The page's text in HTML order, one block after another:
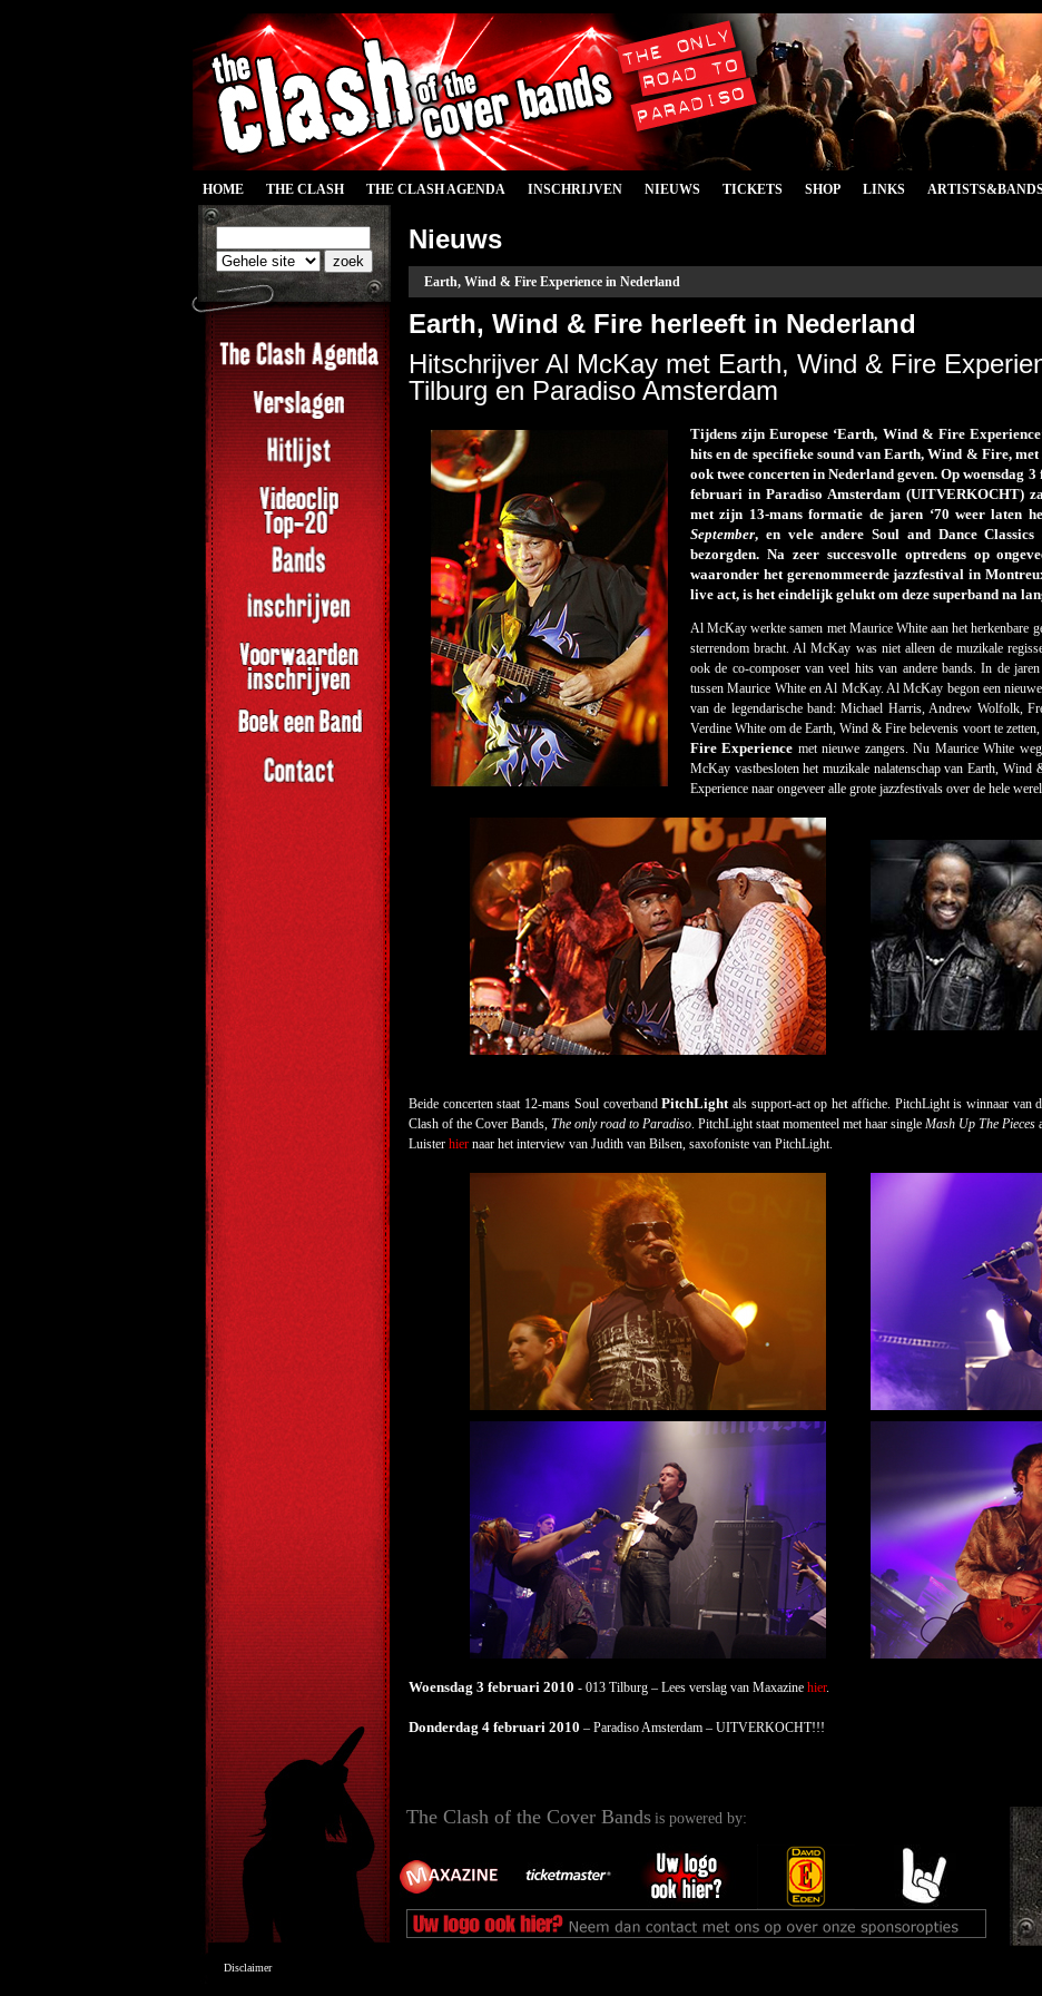
HOME THE CLASH THE CLASH AGENDA INSCHRIJVEN NIEUWS TICKETS SHOP LINKS
Nieuws
Earth, Wind & Fire Experience in Nederland
Earth, Wind & Fire herleeft in Nederland
Hitschrijver Al McKay met Earth, Wind & Fire
Tilburg en Paradiso Amsterdam
Tijdens zijn Europese ‘Earth, Wind & Fire
hits en de specifieke sound van Earth, Wind & Fire,
ook twee concerten in Nederland geven. Op woensdag
februari in Paradiso Amsterdam (UITVERKOCHT)
met zijn 13-mans formatie de jaren ‘70 weer laten
September, en vele andere Soul and Dance
bezorgden. Na zeer succesvolle optredens op
waaronder het gerenommeerde jazzfestival in
live act, is het eindelijk gelukt om deze superband na
Al McKay werkte samen met Maurice White aan het herkenbare
sterrendom bracht. Al McKay was niet alleen de muzikale
ook de co-composer van veel hits van andere bands. In de
tussen Maurice White en Al McKay. Al McKay begon een
van de legendarische band: Michael Harris, Andrew Wolfolk,
Verdine White om de Earth, Wind & Fire belevenis voort te zetten,
Fire Experience met nieuwe zangers. Nu Maurice White
McKay vastbesloten het muzikale nalatenschap van Earth,
Experience naar ongeveer alle grote jazzfestivals over de hele
Beide concerten staat 12-mans Soul coverbandPitchLightals support-act op het affiche. PitchLight is winnaar van
Clash of the Cover Bands, The only road to Paradiso. PitchLight staat momenteel met haar single Mash Up The Pieces
Luister hier naar het interview van Judith van Bilsen, saxofoniste van PitchLight.
Woensdag 3 februari 2010 - 013 Tilburg – Lees verslag van Maxazine hier.
Donderdag 4 februari 2010 – Paradiso Amsterdam – UITVERKOCHT!!!
The Clash of the Cover Bands is powered by:
Disclaimer